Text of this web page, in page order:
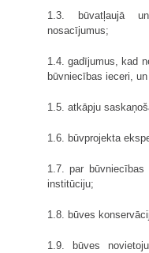
1.3. būvatļaujā
nosacījumus;
1.4. gadījumus, kad
būvniecības ieceri,
1.5. atkāpju
1.6. būvprojekta
1.7. par
institūciju;
1.8. būves
1.9. būves